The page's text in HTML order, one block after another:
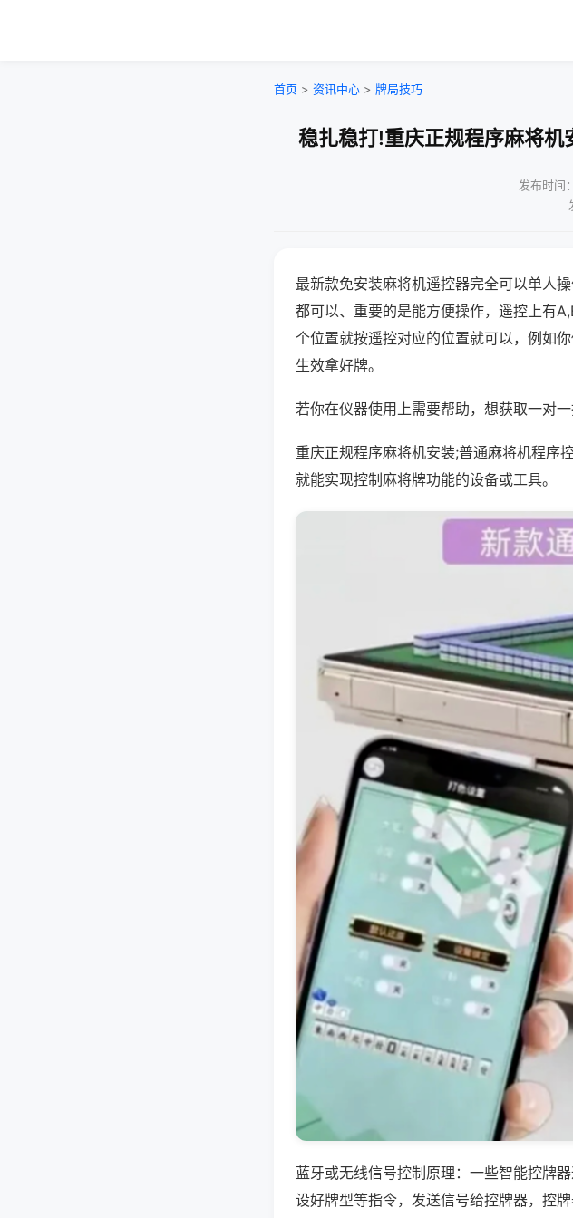
首页 > 资讯中心 > 牌局技巧
稳扎稳打!重庆正规程序麻将
发布时间
最新款免安装麻将机遥控器完全可以单人
都可以、重要的是能方便操作，遥控上有
个位置就按遥控对应的位置就可以，例如
生效拿好牌。
若你在仪器使用上需要帮助，想获取一对
重庆正规程序麻将机安装;普通麻将机程序
就能实现控制麻将牌功能的设备或工具。
蓝牙或无线信号控制原理：一些智能控牌
设好牌型等指令，发送信号给控牌器，控